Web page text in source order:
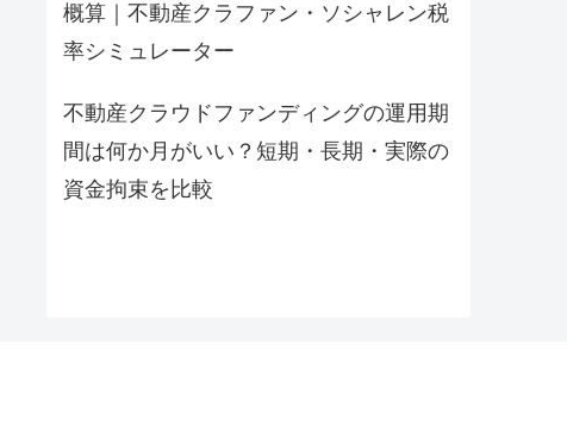
概算｜不動産クラファン・ソシャレン税
率シミュレーター
不動産クラウドファンディングの運用期
間は何か月がいい？短期・長期・実際の
資金拘束を比較